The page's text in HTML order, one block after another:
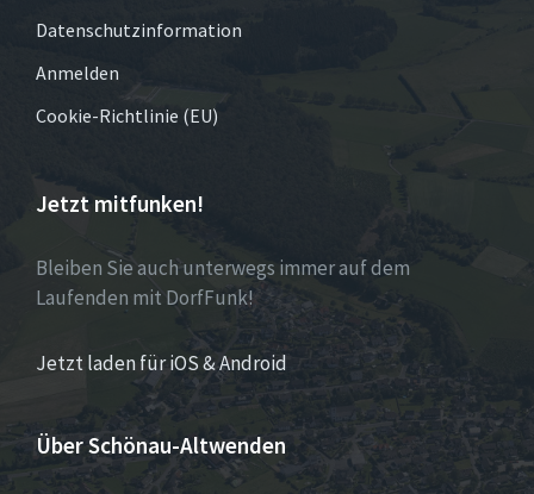
Datenschutzinformation
Anmelden
Cookie-Richtlinie (EU)
Jetzt mitfunken!
Bleiben Sie auch unterwegs immer auf dem
Laufenden mit DorfFunk!
Jetzt laden für iOS & Android
Über Schönau-Altwenden